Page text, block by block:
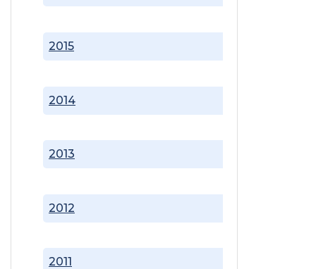
2011
2012
2013
2014
2015